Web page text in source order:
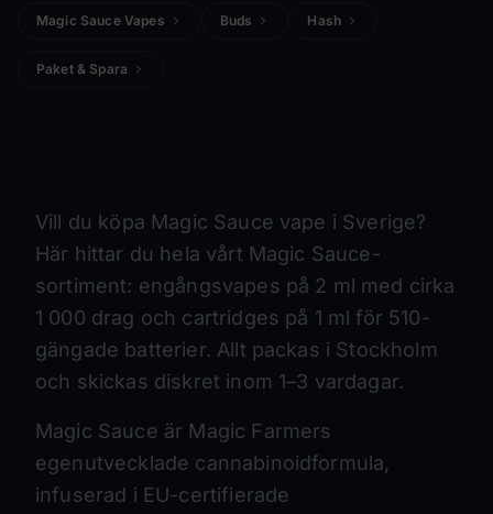
Magic Sauce Vapes Buds Hash
Paket & Spara
Vill du köpa Magic Sauce vape i Sverige?
Här hittar du hela vårt Magic Sauce-
sortiment: engångsvapes på 2 ml med cirka
1 000 drag och cartridges på 1 ml för 510-
gängade batterier. Allt packas i Stockholm
och skickas diskret inom 1–3 vardagar.
Magic Sauce är Magic Farmers
egenutvecklade cannabinoidformula,
infuserad i EU-certifierade